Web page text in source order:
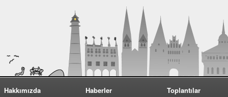
Hakkımızda
Haberler
Toplantılar